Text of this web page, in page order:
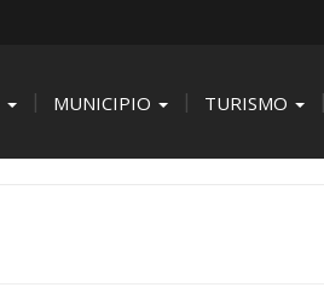
MUNICIPIO TURISMO